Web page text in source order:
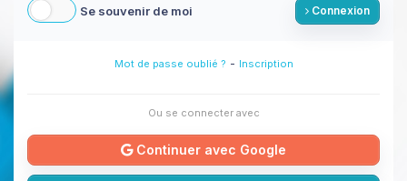
Se souvenir de moi Connexion
Mot de passe oublié ? - Inscription
Ou se connecter avec
Continuer avec Google